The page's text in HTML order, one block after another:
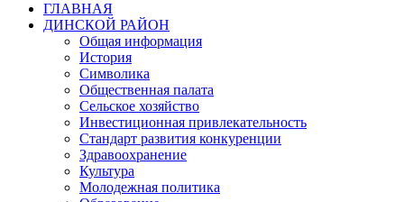
ГЛАВНАЯ
ДИНСКОЙ РАЙОН
Общая информация
История
Символика
Общественная палата
Сельское хозяйство
Инвестиционная привлекательность
Стандарт развития конкуренции
Здравоохранение
Культура
Молодежная политика